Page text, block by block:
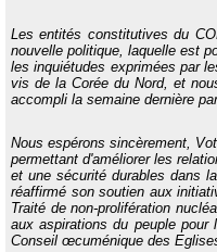
Les entités constitutives du
nouvelle politique, laquelle est
les inquiétudes exprimées par
vis de la Corée du Nord, et
accompli la semaine dernière
Nous espérons sincèrement,
permettant d'améliorer les
et une sécurité durables dans
réaffirmé son soutien aux
Traité de non-prolifération
aux aspirations du peuple
Conseil œcuménique des